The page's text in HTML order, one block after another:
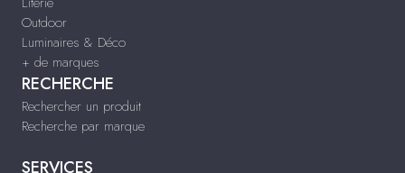
Outdoor
Luminaires & Déco
+ de marques
RECHERCHE
Rechercher un produit
Recherche par marque
SERVICES